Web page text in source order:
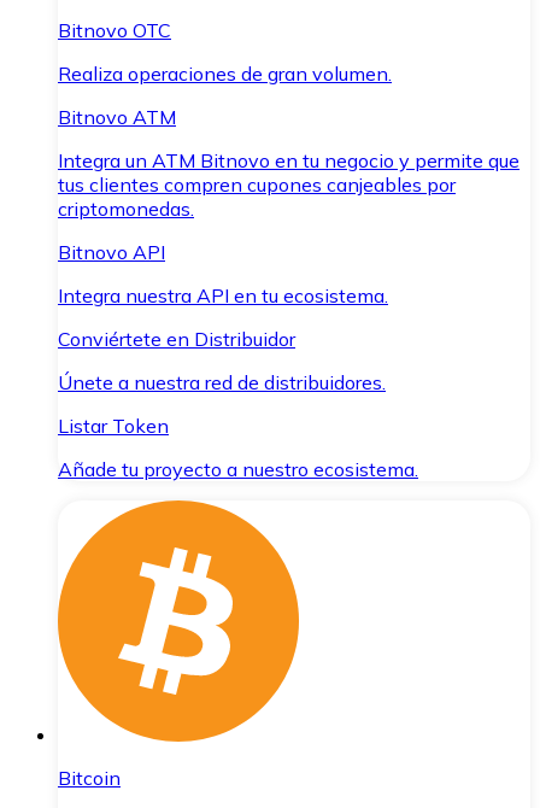
Bitnovo OTC
Realiza operaciones de gran volumen.
Bitnovo ATM
Integra un ATM Bitnovo en tu negocio y permite que
tus clientes compren cupones canjeables por
criptomonedas.
Bitnovo API
Integra nuestra API en tu ecosistema.
Conviértete en Distribuidor
Únete a nuestra red de distribuidores.
Listar Token
Añade tu proyecto a nuestro ecosistema.
Bitcoin